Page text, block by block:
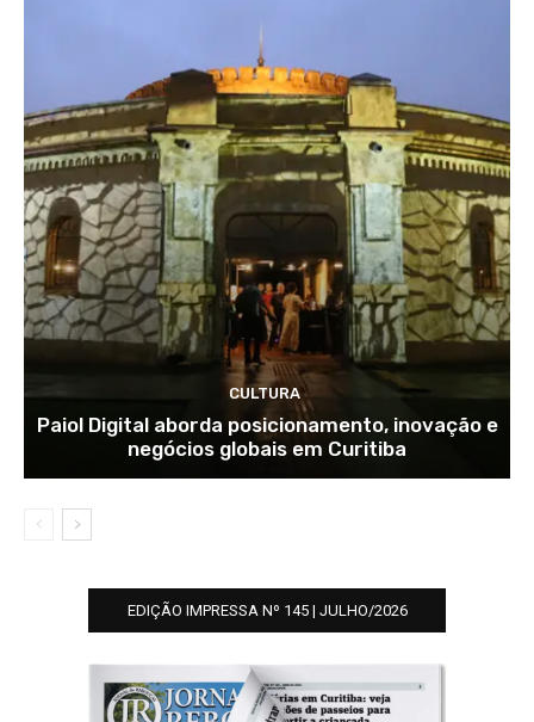
CULTURA
Paiol Digital aborda posicionamento, inovação e
negócios globais em Curitiba
EDIÇÃO IMPRESSA Nº 145 | JULHO/2026